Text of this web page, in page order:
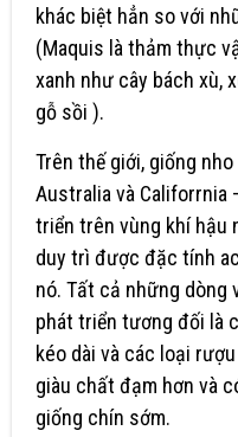
khác biệt hẳn so với
(Maquis là thảm thực
xanh như cây bách xù,
gỗ sồi ).
Trên thế giới, giống
Australia và Califorrnia
triển trên vùng khí hậu
duy trì được đặc tính
nó. Tất cả những dòng
phát triển tương đối là
kéo dài và các loại
giàu chất đạm hơn và
giống chín sớm.